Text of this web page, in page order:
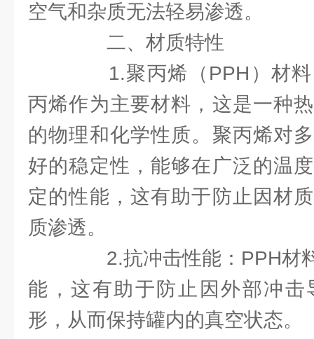
空气和杂质无法轻易渗透。
二、材质特性
1.聚丙烯（PPH）材料
丙烯作为主要材料，这是一种
的物理和化学性质。聚丙烯对
好的稳定性，能够在广泛的温
定的性能，这有助于防止因材
质渗透。
2.抗冲击性能：PPH材
能，这有助于防止因外部冲击
形，从而保持罐内的真空状态。